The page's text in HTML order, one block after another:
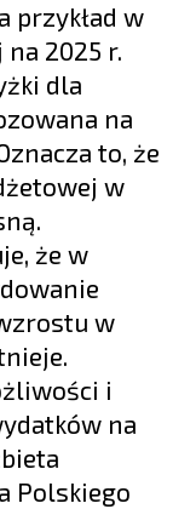
przykład w
2025 r.
dla
na
to, że
w
że w
w
i
na
Polskiego